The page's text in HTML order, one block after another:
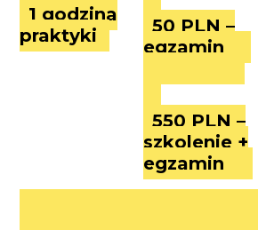
1 godzina
praktyki
50 PLN –
egzamin
550 PLN –
szkolenie +
egzamin